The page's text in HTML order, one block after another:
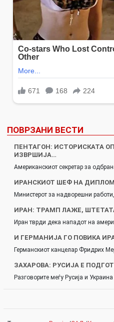
ПОВРЗАНИ ВЕСТИ
ПЕНТАГОН: ИСТОРИСКАТА
ИЗВРШИЈА…
Американскиот секретар за
ИРАНСКИОТ ШЕФ НА
Министерот за надворешни
ИРАН: ТРАМП ЛАЖЕ,
Иран тврди дека нападот на
И ГЕРМАНИЈА ГО ПОВИКА
Германскиот канцелар Фридрих
ЗАХАРОВА: РУСИЈА Е
Разговорите меѓу Русија и